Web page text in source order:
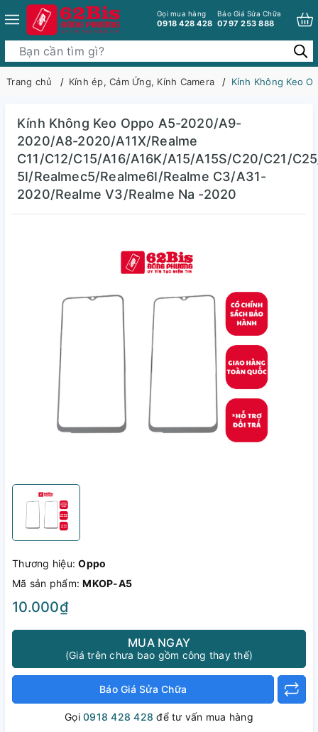
Gọi mua hàng
0918 428 428
Báo Giá Sửa Chữa
0797 253 888
Trang chủ Kính ép, Cảm Ứng, Kính Camera Kính Không Keo
Kính Không Keo Oppo A5-2020/A9-
2020/A8-2020/A11X/Realme
C11/C12/C15/A16/A16K/A15/A15S/C20/C21/
5I/Realmec5/Realme6I/Realme C3/A31-
2020/Realme V3/Realme Na -2020
Thương hiệu:Oppo
Mã sản phẩm:MKOP-A5
10.000₫
MUA NGAY
(Giá trên chưa bao gồm công thay thế)
Báo Giá Sửa Chữa
Gọi0918 428 428 để tư vấn mua hàng